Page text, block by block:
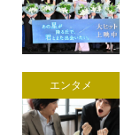
エンタメ